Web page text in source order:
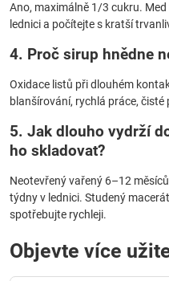
Ano, maximálně 1/3 cukru.
lednici a počítejte s kratší
4. Proč sirup hnědne
Oxidace listů při dlouhém
blanšírování, rychlá práce,
5. Jak dlouho vydrží
ho skladovat?
Neotevřený vařený 6–12
týdny v lednici. Studený
spotřebujte rychleji.
Objevte více